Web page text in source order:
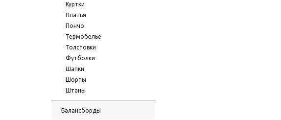
Куртки
Платья
Пончо
Термобелье
Толстовки
Футболки
Шапки
Шорты
Штаны
Балансборды